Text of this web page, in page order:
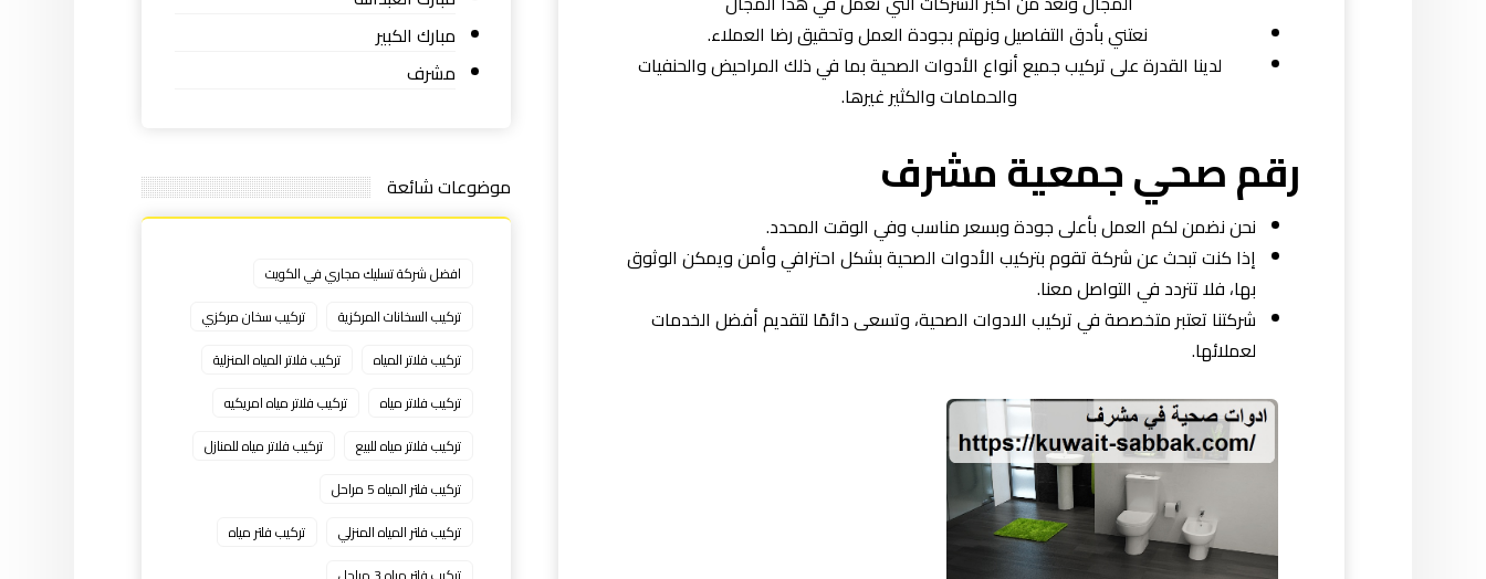
نعتني بأدق التفاصيل ونهتم بجودة العمل وتحقيق رضا العملاء.
لدينا القدرة على تركيب جميع أنواع الأدوات الصحية بما في ذلك المراحيض والحنفيات
والحمامات والكثير غيرها.
رقم صحي جمعية مشرف
نحن نضمن لكم العمل بأعلى جودة وبسعر مناسب وفي الوقت المحدد.
إذا كنت تبحث عن شركة تقوم بتركيب الأدوات الصحية بشكل احترافي وأمن ويمكن الوثوق
بها، فلا تتردد في التواصل معنا.
شركتنا تعتبر متخصصة في تركيب الادوات الصحية، وتسعى دائمًا لتقديم أفضل الخدمات
لعملائها.
مبارك الكبير
مشرف
موضوعات شائعة
افضل شركة تسليك مجاري في الكويت
تركيب السخانات المركزية
تركيب سخان مركزي
تركيب فلاتر المياه
تركيب فلاتر المياه المنزلية
تركيب فلاتر مياه
تركيب فلاتر مياه امريكيه
تركيب فلاتر مياه للبيع
تركيب فلاتر مياه للمنازل
تركيب فلتر المياه 5 مراحل
تركيب فلتر المياه المنزلي
تركيب فلتر مياه